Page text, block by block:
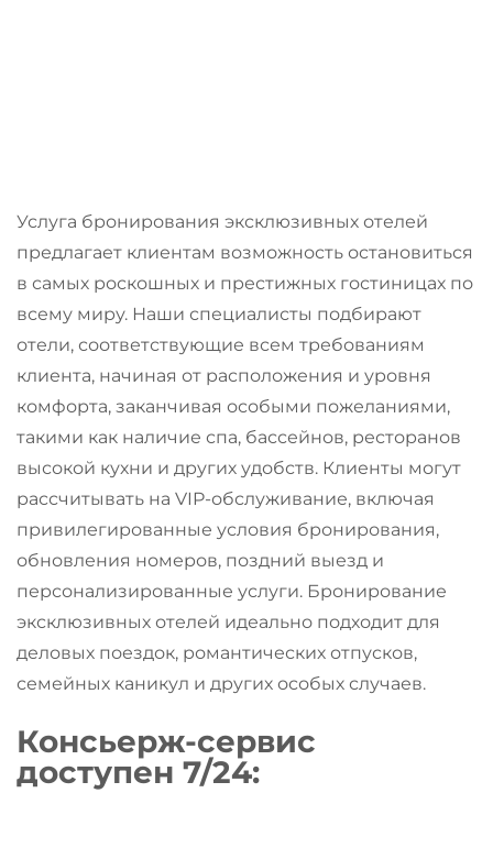
Услуга бронирования эксклюзивных отелей
предлагает клиентам возможность остановиться
в самых роскошных и престижных гостиницах по
всему миру. Наши специалисты подбирают
отели, соответствующие всем требованиям
клиента, начиная от расположения и уровня
комфорта, заканчивая особыми пожеланиями,
такими как наличие спа, бассейнов, ресторанов
высокой кухни и других удобств. Клиенты могут
рассчитывать на VIP-обслуживание, включая
привилегированные условия бронирования,
обновления номеров, поздний выезд и
персонализированные услуги. Бронирование
эксклюзивных отелей идеально подходит для
деловых поездок, романтических отпусков,
семейных каникул и других особых случаев.
Консьерж-сервис
доступен 7/24: